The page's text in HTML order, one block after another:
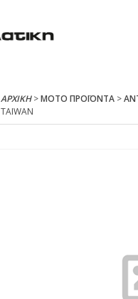
ΑΡΧΙΚΉ>ΜΟΤΟ ΠΡΟΪΟΝΤΑ>
ΤΑΙWΑΝ